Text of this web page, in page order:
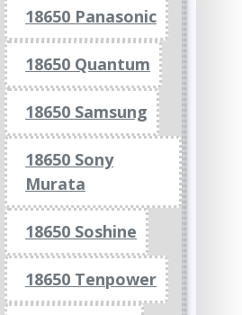
18650 Panasonic
18650 Quantum
18650 Samsung
18650 Sony
Murata
18650 Soshine
18650 Tenpower